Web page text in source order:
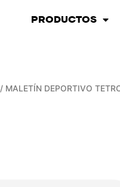
PRODUCTOS
/ MALETÍN DEPORTIVO